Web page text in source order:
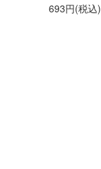
693円(税込)